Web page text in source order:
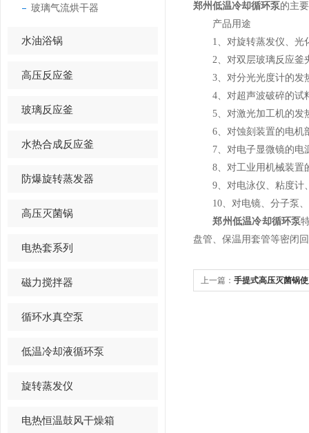
玻璃气流烘干器
水油浴锅
高压反应釜
玻璃反应釜
水热合成反应釜
防爆旋转蒸发器
高压灭菌锅
电热套系列
磁力搅拌器
循环水真空泵
低温冷却液循环泵
旋转蒸发仪
电热恒温鼓风干燥箱
郑州低温冷却循环泵的主
产品用途
1、对旋转蒸发仪、光
2、对双层玻璃反应釜
3、对分光光度计的发
4、对超声波破碎的试
5、对激光加工机的发
6、对蚀刻装置的电机
7、对电子显微镜的电
8、对工业用机械装置
9、对电泳仪、粘度计
10、对电镜、分子泵、
郑州低温冷却循环泵
盘管、保温用套管等密闭
上一篇： 手提式高压灭菌锅